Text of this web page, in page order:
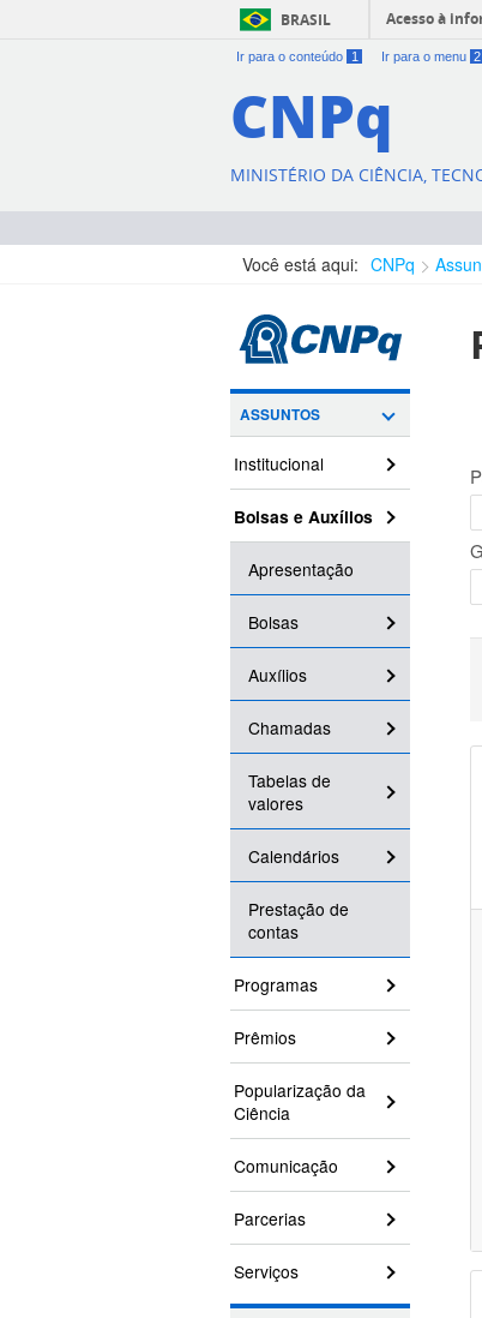
BRASIL Acesso à
Ir para o conteúdo 1 Ir para o menu 2
CNPq
MINISTÉRIO DA CIÊNCIA,
Você está aqui: CNPq
ASSUNTOS
Institucional
Bolsas e Auxílios
Apresentação
Bolsas
Auxílios
Chamadas
Tabelas de
valores
Calendários
Prestação de
contas
Programas
Prêmios
Popularização da
Ciência
Comunicação
Parcerias
Serviços